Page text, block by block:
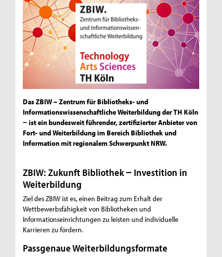
Das ZBIW – Zentrum für Bibliotheks- und
Informationswissenschaftliche Weiterbildung der TH Köln
− ist ein bundesweit führender, zertifizierter Anbieter von
Fort- und Weiterbildung im Bereich Bibliothek und
Information mit regionalem Schwerpunkt NRW.
ZBIW: Zukunft Bibliothek − Investition in
Weiterbildung
Ziel des ZBIW ist es, einen Beitrag zum Erhalt der
Wettbewerbsfähigkeit von Bibliotheken und
Informationseinrichtungen zu leisten und individuelle
Karrieren zu fördern.
Passgenaue Weiterbildungsformate